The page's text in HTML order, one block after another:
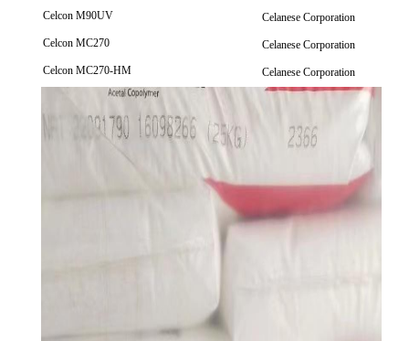
Celcon M90UV
Celanese Corporation
Celcon MC270
Celanese Corporation
Celcon MC270-HM
Celanese Corporation